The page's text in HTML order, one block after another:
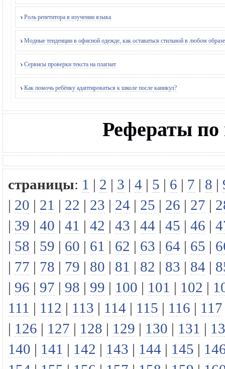
Роль репетитора в изучении языка
Модные тенденции в офисной одежде, как оставаться стильной в любом образе
Сервисы проверки текста на плагиат
Как помочь ребёнку адаптироваться к школе после каникул?
Рефераты по
страницы: 1 | 2 | 3 | 4 | 5 | 6 | 7 | 8 |
| 20 | 21 | 22 | 23 | 24 | 25 | 26 | 27 |
| 39 | 40 | 41 | 42 | 43 | 44 | 45 | 46 |
| 58 | 59 | 60 | 61 | 62 | 63 | 64 | 65 |
| 77 | 78 | 79 | 80 | 81 | 82 | 83 | 84 |
| 96 | 97 | 98 | 99 | 100 | 101 | 102 |
111 | 112 | 113 | 114 | 115 | 116 | 117
| 126 | 127 | 128 | 129 | 130 | 131 |
140 | 141 | 142 | 143 | 144 | 145 |